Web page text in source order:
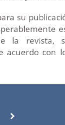
su
la revista,
acuerdo con